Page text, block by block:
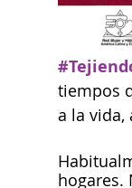
tiempos
a la vida,
hogares.